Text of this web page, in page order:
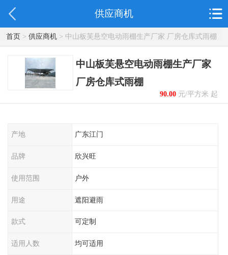
供应商机
首页> 供应商机> 中山板芙悬空电动雨棚生产厂家 厂房仓库式雨棚
中山板芙悬空电动雨棚生产厂家
厂房仓库式雨棚
90.00元/平方米 起
产地 广东江门
品牌 欣兴旺
使用范围 户外
用途 遮阳避雨
款式 可定制
适用人数 均可适用